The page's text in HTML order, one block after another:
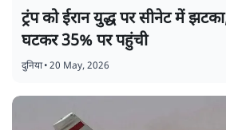
ट्रंप को ईरान युद्ध पर सीनेट में
घटकर 35% पर पहुंची
दुनिया•20 May, 2026